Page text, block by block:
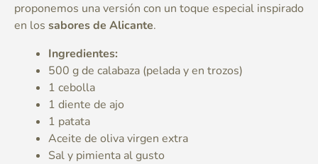
proponemos una versión con un toque especial inspirado
en los sabores de Alicante.
Ingredientes:
500 g de calabaza (pelada y en trozos)
1 cebolla
1 diente de ajo
1 patata
Aceite de oliva virgen extra
Sal y pimienta al gusto